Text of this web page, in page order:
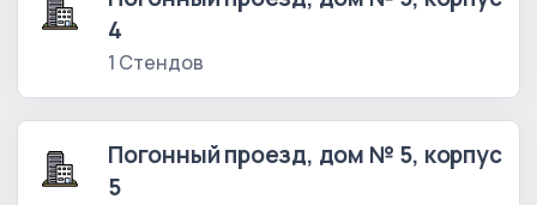
4
1 Стендов
Погонный проезд, дом № 5, корпус
5